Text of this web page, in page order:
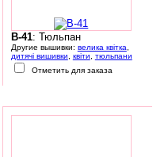
B-41: Тюльпан
Другие вышивки: велика квітка
дитячі вишивки
квіти
тюльпани
Отметить для заказа